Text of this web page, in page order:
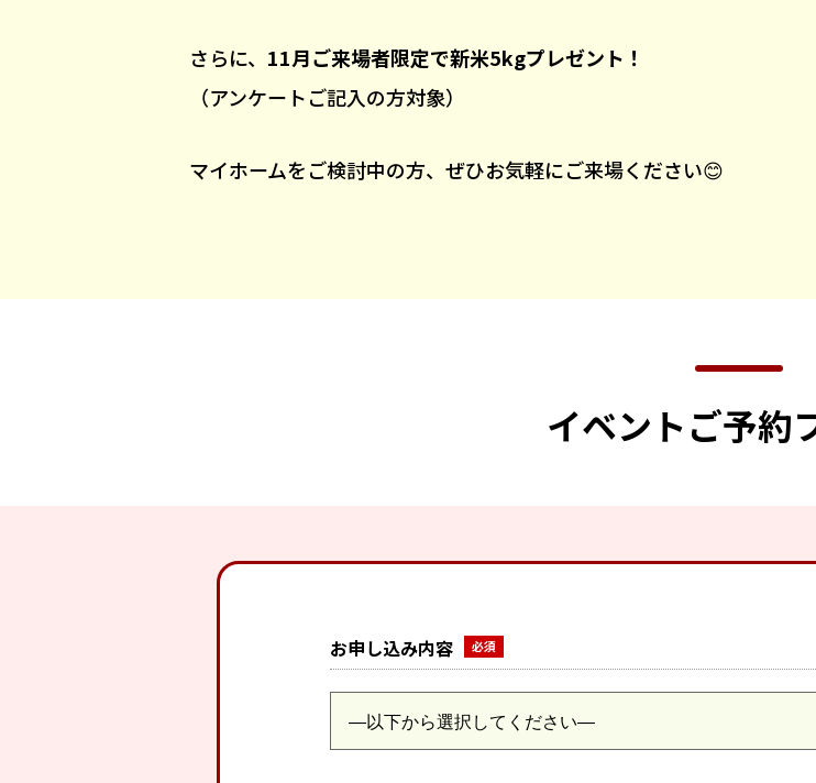
さらに、 11月ご来場者限定で新米5kgプレゼント！
（アンケートご記入の方対象）
マイホームをご検討中の方、ぜひお気軽にご来場ください😊
イベントご予約
お申し込み内容